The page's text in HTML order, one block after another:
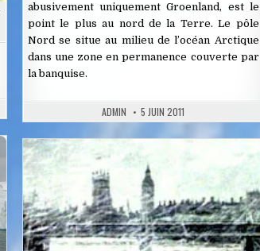
abusivement uniquement Groenland, est le
point le plus au nord de la Terre. Le pôle
Nord se situe au milieu de l’océan Arctique
dans une zone en permanence couverte par
la banquise.
ADMIN 5 JUIN 2011
Posted
in